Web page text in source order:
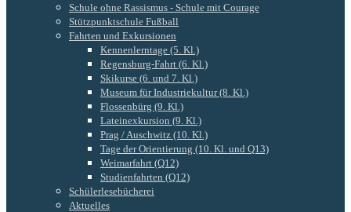
Schule ohne Rassismus - Schule mit Courage
Stützpunktschule Fußball
Fahrten und Exkursionen
Kennenlerntage (5. Kl.)
Regensburg-Fahrt (6. Kl.)
Skikurse (6. und 7. Kl.)
Museum für Industriekultur (8. Kl.)
Flossenbürg (9. Kl.)
Lateinexkursion (9. Kl.)
Prag / Auschwitz (10. Kl.)
Tage der Orientierung (10. Kl. und Q13)
Weimarfahrt (Q12)
Studienfahrten (Q12)
Schülerlesebücherei
Aktuelles